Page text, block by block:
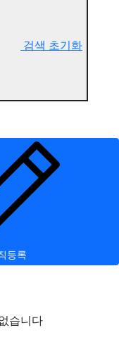
검색 초기화
등록
습니다